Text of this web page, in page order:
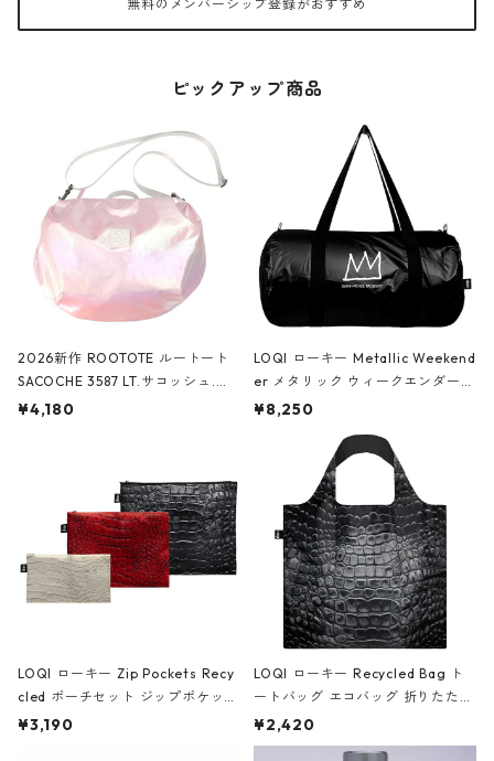
無料のメンバーシップ登録がおすすめ
ピックアップ商品
2026新作 ROOTOTE ルートート
SACOCHE 3587 LT.サコッシュ.ル
ミエ-B ショルダーバッグ グロスピ
¥4,180
LOQI ローキー Metallic Weekend
er メタリック ウィークエンダー
ボストンバッグ ショルダーバッグ
Black ジャン=ミッシェル・バスキ
ア/クラウン ブラック
¥8,250
LOQI ローキー Zip Pockets Recy
cled ポーチセット ジップポケット
ファスナーポーチ 撥水加工 トラベ
¥3,190
LOQI ローキー Recycled Bag ト
ートバッグ エコバッグ 折りたたみ
大きめ 撥水加工 収納ポーチ CRO
CODILE/Black クロコダイル/ブラ
¥2,420